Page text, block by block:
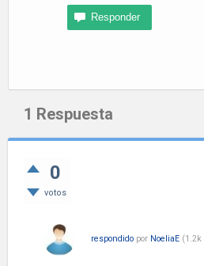
1 Respuesta
0
votos
respondido por NoeliaE (1.2k